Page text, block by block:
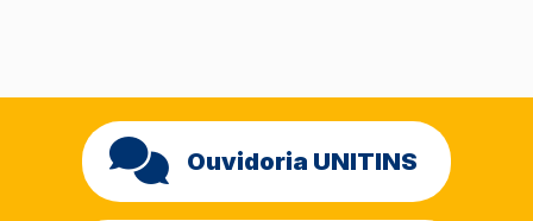
Ouvidoria UNITINS